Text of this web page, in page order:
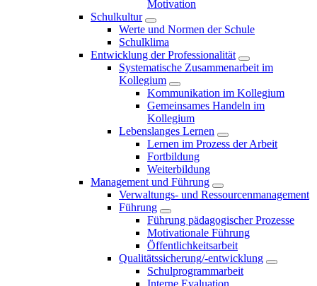
Motivation
Schulkultur
Werte und Normen der Schule
Schulklima
Entwicklung der Professionalität
Systematische Zusammenarbeit im
Kollegium
Kommunikation im Kollegium
Gemeinsames Handeln im
Kollegium
Lebenslanges Lernen
Lernen im Prozess der Arbeit
Fortbildung
Weiterbildung
Management und Führung
Verwaltungs- und Ressourcenmanagement
Führung
Führung pädagogischer Prozesse
Motivationale Führung
Öffentlichkeitsarbeit
Qualitätssicherung/-entwicklung
Schulprogrammarbeit
Interne Evaluation